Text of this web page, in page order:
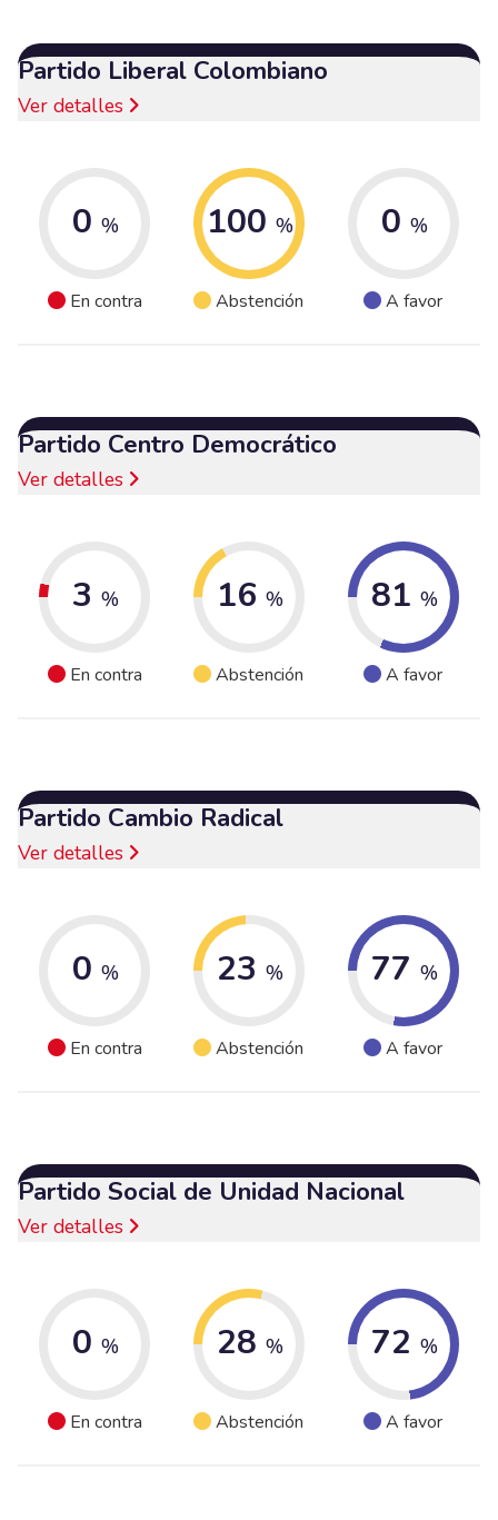
Partido Liberal Colombiano
Ver detalles
0 %
En contra
100 %
Abstención
0 %
A favor
Partido Centro Democrático
Ver detalles
3 %
En contra
16 %
Abstención
81 %
A favor
Partido Cambio Radical
Ver detalles
0 %
En contra
23 %
Abstención
77 %
A favor
Partido Social de Unidad Nacional
Ver detalles
0 %
En contra
28 %
Abstención
72 %
A favor